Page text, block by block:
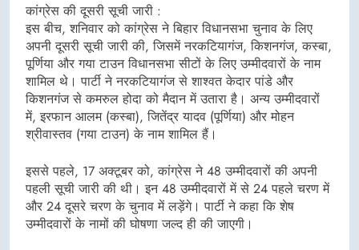
कांग्रेस की दूसरी सूची जारी :
इस बीच, शनिवार को कांग्रेस ने बिहार विधानसभा चुनाव के लिए
अपनी दूसरी सूची जारी की, जिसमें नरकटियागंज, किशनगंज, कस्बा,
पूर्णिया और गया टाउन विधानसभा सीटों के लिए उम्मीदवारों के नाम
शामिल थे। पार्टी ने नरकटियागंज से शाश्वत केदार पांडे और
किशनगंज से कमरुल होदा को मैदान में उतारा है। अन्य उम्मीदवारों
में, इरफान आलम (कस्बा), जितेंद्र यादव (पूर्णिया) और मोहन
श्रीवास्तव (गया टाउन) के नाम शामिल हैं।
इससे पहले, 17 अक्टूबर को, कांग्रेस ने 48 उम्मीदवारों की अपनी
पहली सूची जारी की थी। इन 48 उम्मीदवारों में से 24 पहले चरण में
और 24 दूसरे चरण के चुनाव में लड़ेंगे। पार्टी ने कहा कि शेष
उम्मीदवारों के नामों की घोषणा जल्द ही की जाएगी।